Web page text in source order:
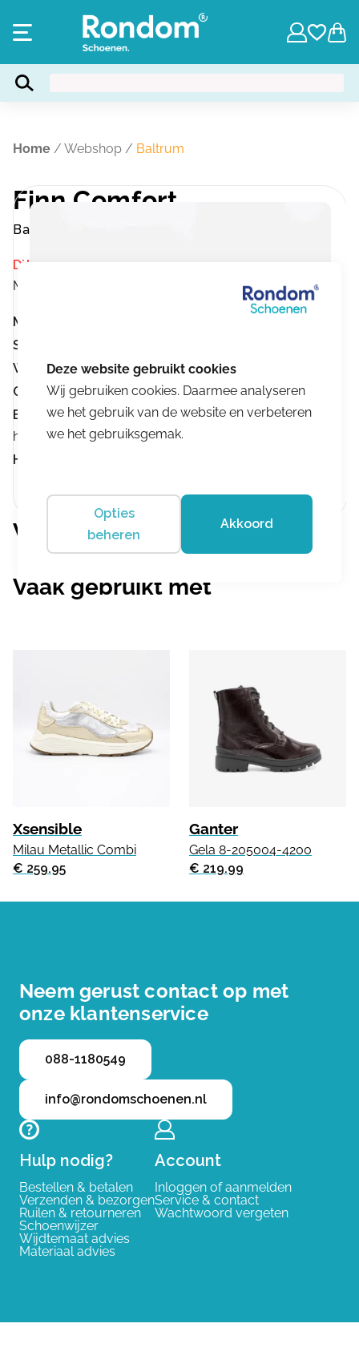
Home / Webshop / Baltrum
Finn Comfort
Baltrum
Dit product is momenteel niet op voorraad.
Merk:
Merk:
Stevige hielomsluiting:
Wijdtemaat:K Meer info
Geschikt voor inlegzolen:Geschikt voor inlegzolen
Buigpunt ter hoogte van de tenen:Buigpunt ter
hoogte van de tenen
Hakhoogte:
Vergelijkbare producten
Vaak gebruikt met
Xsensible
Milau Metallic Combi
€ 259.95
Ganter
Gela 8-205004-4200
€ 219.99
Neem gerust contact op met
onze klantenservice
088-1180549
info@rondomschoenen.nl
Hulp nodig?
Bestellen & betalen
Verzenden & bezorgen
Ruilen & retourneren
Schoenwijzer
Wijdtemaat advies
Materiaal advies
Account
Inloggen of aanmelden
Service & contact
Wachtwoord vergeten
Wij gebruiken cookies. Daarmee analyseren
we het gebruik van de website en verbeteren
we het gebruiksgemak.
Opties
beheren
Akkoord